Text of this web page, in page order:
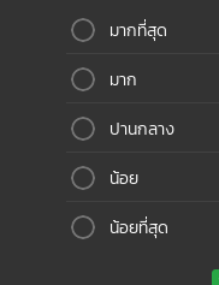
มากที่สุด
มาก
ปานกลาง
น้อย
น้อยที่สุด